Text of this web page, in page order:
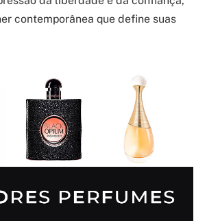
contemporânea que define suas